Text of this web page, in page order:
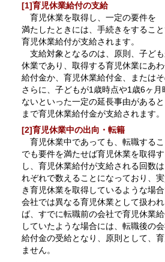
[1]育児休業給付の支給
育児休業を取得し、一定の要件を
満たしたときには、手続きをするこ
育児休業給付が支給されます。
支給対象となるのは、原則、子ど
休業であり、取得する育児休業にあ
給付金か、育児休業給付金、または
さらに、子どもが1歳時点や1歳6ヶ月
ないといった一定の延長事由がある
まで育児休業給付金が支給されます。
[2]育児休業中の出向・転籍
育児休業中であっても、転職する
でも要件を満たせば育児休業を取得
し、育児休業給付が支給される回数
れぞれで数えることになっており、
き育児休業を取得しているような場
会社では異なる育児休業として扱わ
ば、すでに転職前の会社で育児休業
していたような場合には、転職後の
給付金の受給となり、原則として、
ません。